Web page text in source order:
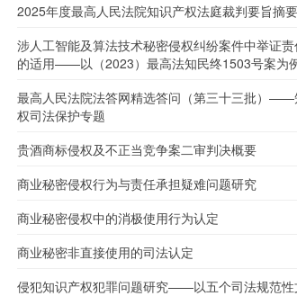
2025年度最高人民法院知识产权法庭裁判要旨摘要
涉人工智能及算法技术秘密侵权纠纷案件中举证
的适用——以（2023）最高法知民终1503号案为
最高人民法院法答网精选答问（第三十三批）——
权司法保护专题
贵酒商标侵权及不正当竞争案二审判决概要
商业秘密侵权行为与责任承担疑难问题研究
商业秘密侵权中的消极使用行为认定
商业秘密非直接使用的司法认定
侵犯知识产权犯罪问题研究——以五个司法规范性